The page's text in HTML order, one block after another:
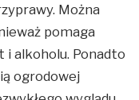
Można
pomaga
i alkoholu. Ponadto
ogrodowej